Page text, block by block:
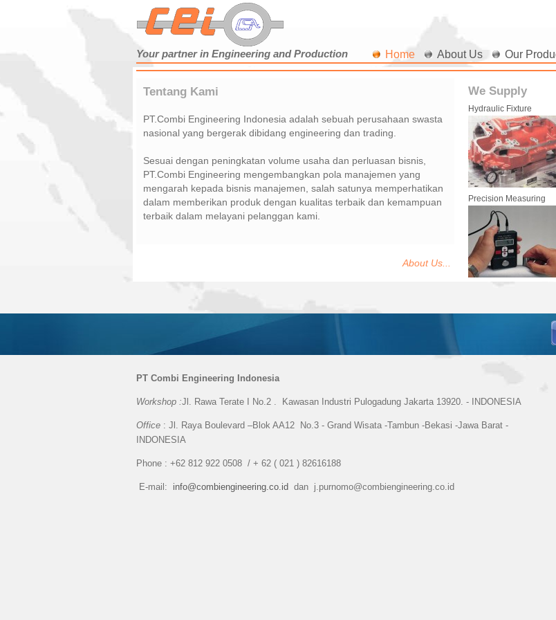
Your partner in Engineering and Production Home About Us Our
Tentang Kami
PT.Combi Engineering Indonesia adalah sebuah perusahaan swasta
nasional yang bergerak dibidang engineering dan trading.
Sesuai dengan peningkatan volume usaha dan perluasan bisnis,
PT.Combi Engineering mengembangkan pola manajemen yang
mengarah kepada bisnis manajemen, salah satunya memperhatikan
dalam memberikan produk dengan kualitas terbaik dan kemampuan
terbaik dalam melayani pelanggan kami.
About Us...
We Supply
Hydraulic Fixture
Precision Measuring
PT Combi Engineering Indonesia
Workshop :Jl. Rawa Terate I No.2 . Kawasan Industri Pulogadung Jakarta 13920. - INDONESIA
Office : Jl. Raya Boulevard –Blok AA12 No.3 - Grand Wisata -Tambun -Bekasi -Jawa Barat -
INDONESIA
Phone : +62 812 922 0508 / + 62 ( 021 ) 82616188
E-mail: info@combiengineering.co.id dan j.purnomo@combiengineering.co.id